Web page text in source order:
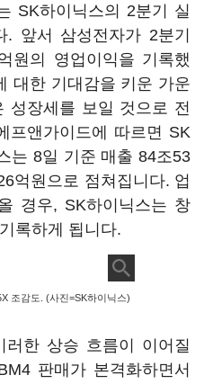
SK하이닉스의 2분기 실
앞서 삼성전자가 2분기
원의 영업이익을 기록했
대한 기대감을 키운 가운
성장세를 보일 것으로 전
프앤가이드에 따르면 SK
는 8일 기준 매출 84조53
억원으로 점쳐집니다. 업
경우, SK하이닉스는 창
록하게 됩니다.
조감도. (사진=SK하이닉스)
러한 상승 흐름이 이어질
판매가 본격화하면서